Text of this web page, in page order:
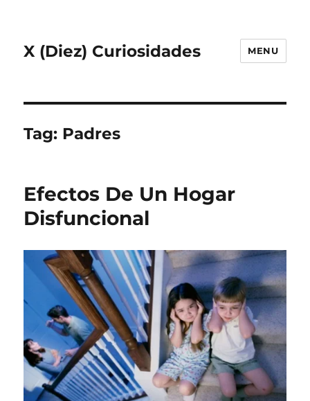
X (Diez) Curiosidades MENU
Tag: Padres
Efectos De Un Hogar
Disfuncional